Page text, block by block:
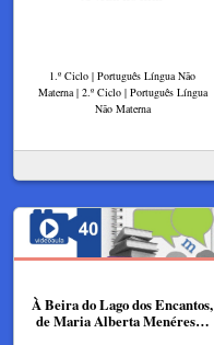
1.º Ciclo | Português Língua Não
Materna | 2.º Ciclo | Português Língua
Não Materna
À Beira do Lago dos Encantos,
de Maria Alberta Menéres…